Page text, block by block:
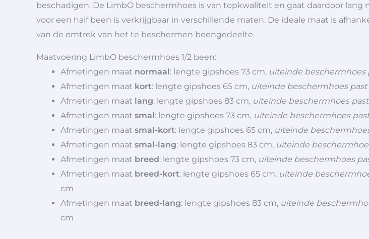
beschadigen. De LimbO beschermhoes is van topkwaliteit en gaat daardoor
voor een half been is verkrijgbaar in verschillende maten. De ideale maat is
van de omtrek van het te beschermen beengedeelte.
Maatvoering LimbO beschermhoes 1/2 been:
Afmetingen maat normaal: lengte gipshoes 73 cm, uiteinde
Afmetingen maat kort: lengte gipshoes 65 cm, uiteinde beschermhoes
Afmetingen maat lang: lengte gipshoes 83 cm, uiteinde beschermhoes
Afmetingen maat smal: lengte gipshoes 73 cm, uiteinde beschermhoes
Afmetingen maat smal-kort: lengte gipshoes 65 cm, uiteinde
Afmetingen maat smal-lang: lengte gipshoes 83 cm, uiteinde
Afmetingen maat breed: lengte gipshoes 73 cm, uiteinde beschermhoes
Afmetingen maat breed-kort: lengte gipshoes 65 cm, uiteinde
cm
Afmetingen maat breed-lang: lengte gipshoes 83 cm, uiteinde
cm